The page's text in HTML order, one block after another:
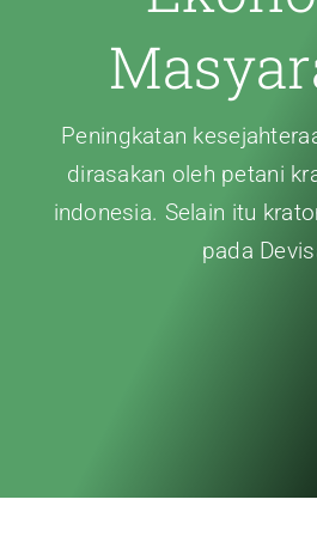
Peningkatan
dirasakan oleh petani
indonesia. Selain itu
pada